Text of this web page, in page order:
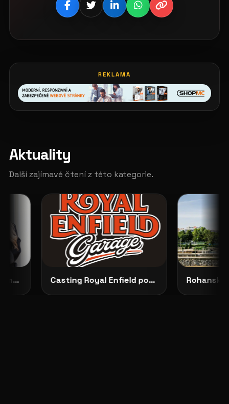
REKLAMA
Aktuality
Další zajímavé čtení z této kategorie.
Představujeme No Dilemma: českou módu, která ženám dovoluje zůstat samy sebou Casting Royal Enfield pokračuje: vybrané modelky budou opravdu vidět